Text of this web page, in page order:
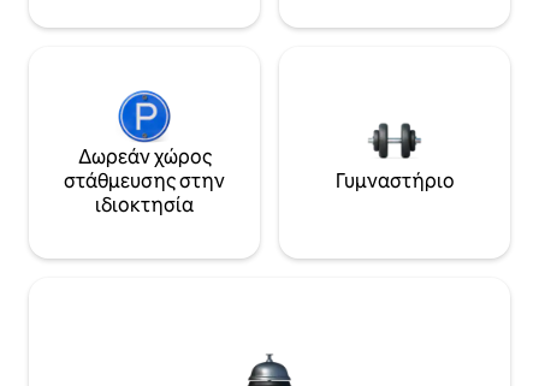
Δωρεάν χώρος
στάθμευσης στην
ιδιοκτησία
Γυμναστήριο